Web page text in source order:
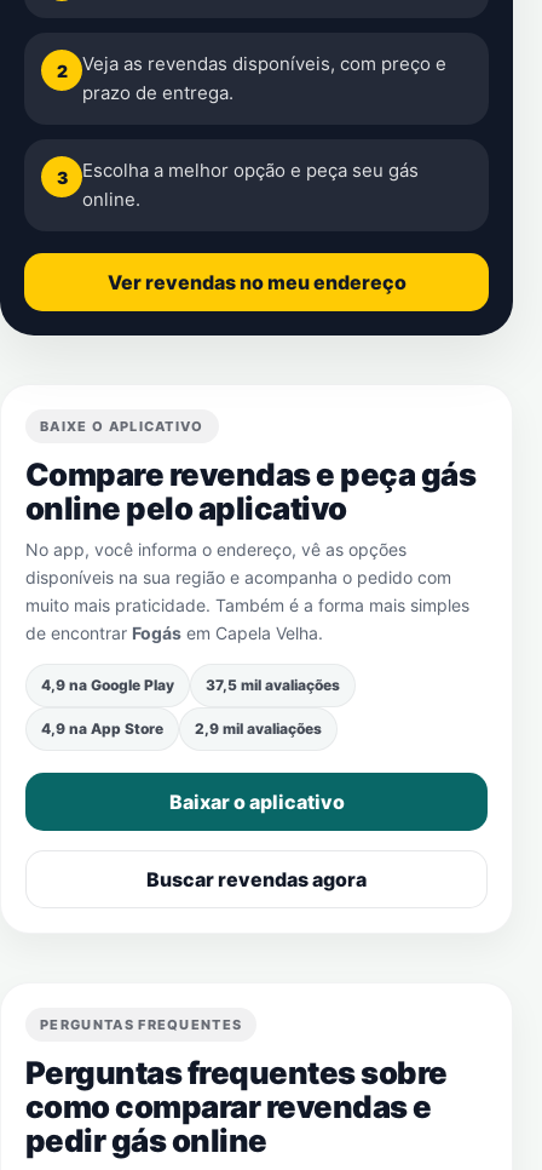
2
Veja as revendas disponíveis, com preço e
prazo de entrega.
3
Escolha a melhor opção e peça seu gás
online.
Ver revendas no meu endereço
BAIXE O APLICATIVO
Compare revendas e peça gás
online pelo aplicativo
No app, você informa o endereço, vê as opções
disponíveis na sua região e acompanha o pedido com
muito mais praticidade. Também é a forma mais simples
de encontrar Fogás em Capela Velha.
4,9 na Google Play 37,5 mil avaliações
4,9 na App Store 2,9 mil avaliações
Baixar o aplicativo
Buscar revendas agora
PERGUNTAS FREQUENTES
Perguntas frequentes sobre
como comparar revendas e
pedir gás online